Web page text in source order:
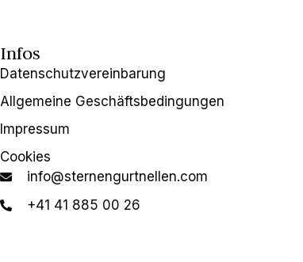
Infos
Datenschutzvereinbarung
Allgemeine Geschäftsbedingungen
Impressum
Cookies
info@sternengurtnellen.com
+41 41 885 00 26